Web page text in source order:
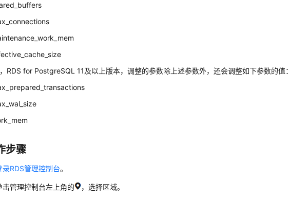
RDS for PostgreSQL 11及以上版本，调整的参数除上述参数外，还会调整如下参数的值：
步骤
录RDS管理控制台。
击管理控制台左上角的 ，选择区域。